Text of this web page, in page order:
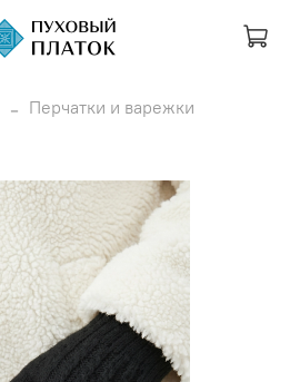
Перчатки и варежки